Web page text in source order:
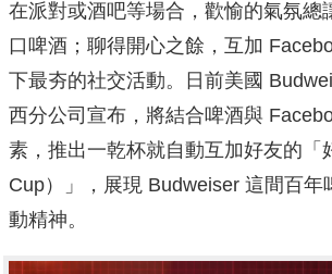
在派對或酒吧等場合，歡愉的氣氛總
口啤酒；聊得開心之餘，互加
下最夯的社交活動。日前美國
西分公司宣布，將結合啤酒與
素，推出一乾杯就自動互加好友的「
Cup）」，展現 Budweiser 這間百年
動精神。